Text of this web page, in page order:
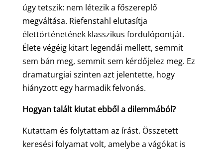
úgy tetszik: nem létezik a főszereplő
megváltása. Riefenstahl elutasítja
élettörténetének klasszikus fordulópontját.
Élete végéig kitart legendái mellett, semmit
sem bán meg, semmit sem kérdőjelez meg. Ez
dramaturgiai szinten azt jelentette, hogy
hiányzott egy harmadik felvonás.
Hogyan talált kiutat ebből a dilemmából?
Kutattam és folytattam az írást. Összetett
keresési folyamat volt, amelybe a vágókat is